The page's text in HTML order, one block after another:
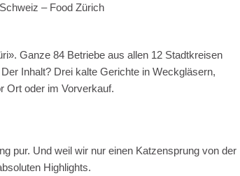
– Food Zürich
Ganze 84 Betriebe aus allen 12 Stadtkreisen
Inhalt? Drei kalte Gerichte in Weckgläsern,
Ort oder im Vorverkauf.
pur. Und weil wir nur einen Katzensprung von der
Highlights.